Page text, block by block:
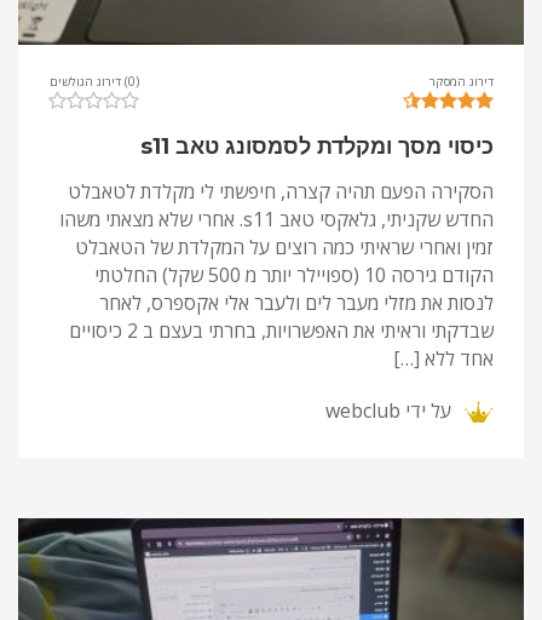
דירוג המסקר (0) דירוג הגולשים
כיסוי מסך ומקלדת לסמסונג טאב s11
הסקירה הפעם תהיה קצרה, חיפשתי לי מקלדת לטאבלט
החדש שקניתי, גלאקסי טאב s11. אחרי שלא מצאתי משהו
זמין ואחרי שראיתי כמה רוצים על המקלדת של הטאבלט
הקודם גירסה 10 (ספויילר יותר מ 500 שקל) החלטתי
לנסות את מזלי מעבר לים ולעבר אלי אקספרס, לאחר
שבדקתי וראיתי את האפשרויות, בחרתי בעצם ב 2 כיסויים
אחד ללא […]
על ידי webclub